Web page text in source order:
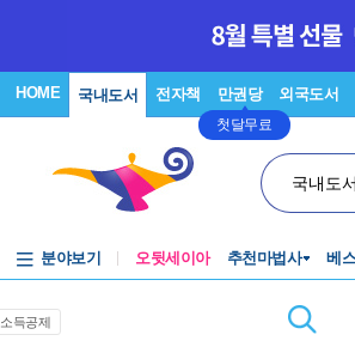
HOME 국내도서 전자책 만권당
첫달무료
외국도서
국내도
분야보기 오뒷세이아 추천마법사 베
소득공제